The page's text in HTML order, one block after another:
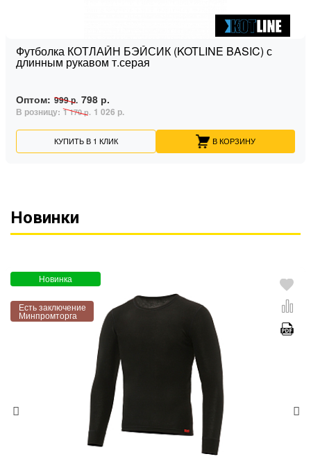
Футболка КОТЛАЙН БЭЙСИК (KOTLINE BASIC) с
длинным рукавом т.серая
Оптом: 999 р. 798 р.
В розницу: 1 170 р. 1 026 р.
КУПИТЬ В 1 КЛИК В КОРЗИНУ
Новинки
Новинка
Есть заключение
Минпромторга